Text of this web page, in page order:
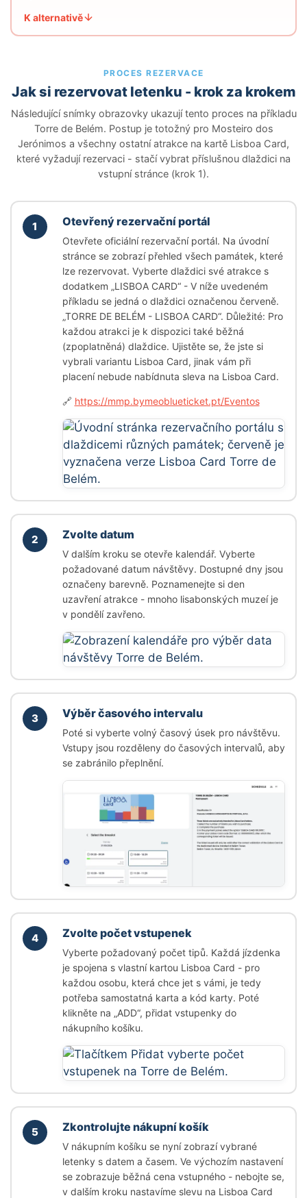
K alternativě
PROCES REZERVACE
Jak si rezervovat letenku - krok za krokem
Následující snímky obrazovky ukazují tento proces na příkladu
Torre de Belém. Postup je totožný pro Mosteiro dos
Jerónimos a všechny ostatní atrakce na kartě Lisboa Card,
které vyžadují rezervaci - stačí vybrat příslušnou dlaždici na
vstupní stránce (krok 1).
1 Otevřený rezervační portál
Otevřete oficiální rezervační portál. Na úvodní
stránce se zobrazí přehled všech památek, které
lze rezervovat. Vyberte dlaždici své atrakce s
dodatkem „LISBOA CARD“- V níže uvedeném
příkladu se jedná o dlaždici označenou červeně.
„TORRE DE BELÉM - LISBOA CARD“. Důležité: Pro
každou atrakci je k dispozici také běžná
(zpoplatněná) dlaždice. Ujistěte se, že jste si
vybrali variantu Lisboa Card, jinak vám při
placení nebude nabídnuta sleva na Lisboa Card.
🔗 https://mmp.bymeoblueticket.pt/Eventos
2 Zvolte datum
V dalším kroku se otevře kalendář. Vyberte
požadované datum návštěvy. Dostupné dny jsou
označeny barevně. Poznamenejte si den
uzavření atrakce - mnoho lisabonských muzeí je
v pondělí zavřeno.
3 Výběr časového intervalu
Poté si vyberte volný časový úsek pro návštěvu.
Vstupy jsou rozděleny do časových intervalů, aby
se zabránilo přeplnění.
4 Zvolte počet vstupenek
Vyberte požadovaný počet tipů. Každá jízdenka
je spojena s vlastní kartou Lisboa Card - pro
každou osobu, která chce jet s vámi, je tedy
potřeba samostatná karta a kód karty. Poté
klikněte na „ADD“, přidat vstupenky do
nákupního košíku.
5 Zkontrolujte nákupní košík
V nákupním košíku se nyní zobrazí vybrané
letenky s datem a časem. Ve výchozím nastavení
se zobrazuje běžná cena vstupného - nebojte se,
v dalším kroku nastavíme slevu na Lisboa Card